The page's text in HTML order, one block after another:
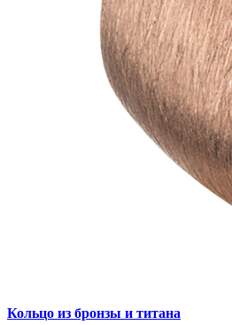
Кольцо из бронзы и титана